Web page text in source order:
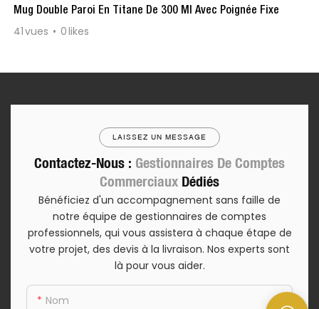
Mug Double Paroi En Titane De 300 Ml Avec Poignée Fixe
41vues 0likes
LAISSEZ UN MESSAGE
Contactez-Nous : Gestionnaires De Comptes
Commerciaux Dédiés
Bénéficiez d'un accompagnement sans faille de
notre équipe de gestionnaires de comptes
professionnels, qui vous assistera à chaque étape de
votre projet, des devis à la livraison. Nos experts sont
là pour vous aider.
Nom